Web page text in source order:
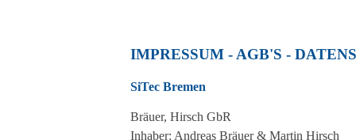
IMPRESSUM - AGB'S -
SiTec Bremen
Bräuer, Hirsch GbR
Inhaber: Andreas Bräuer & Martin Hirsch